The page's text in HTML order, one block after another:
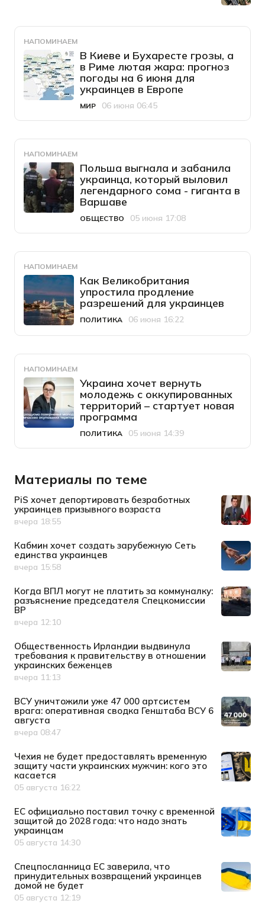
НАПОМИНАЕМ
В Киеве и Бухаресте грозы, а
в Риме лютая жара: прогноз
погоды на 6 июня для
украинцев в Европе
Категория
МИР
Дата публикации
06 июня 06:45
НАПОМИНАЕМ
Польша выгнала и забанила
украинца, который выловил
легендарного сома - гиганта в
Варшаве
Категория
ОБЩЕСТВО
Дата публикации
05 июня 17:08
НАПОМИНАЕМ
Как Великобритания
упростила продление
разрешений для украинцев
Категория
ПОЛИТИКА
Дата публикации
06 июня 16:22
НАПОМИНАЕМ
Украина хочет вернуть
молодежь с оккупированных
территорий – стартует новая
программа
Категория
ПОЛИТИКА
Дата публикации
05 июня 14:39
Материалы по теме
PiS хочет депортировать безработных
украинцев призывного возраста
Дата публикации
вчера 18:55
Кабмин хочет создать зарубежную Сеть
единства украинцев
Дата публикации
вчера 15:58
Когда ВПЛ могут не платить за коммуналку:
разъяснение председателя Спецкомиссии
ВР
Дата публикации
вчера 12:10
Общественность Ирландии выдвинула
требования к правительству в отношении
украинских беженцев
Дата публикации
вчера 11:13
ВСУ уничтожили уже 47 000 артсистем
врага: оперативная сводка Генштаба ВСУ 6
августа
Дата публикации
вчера 08:47
Чехия не будет предоставлять временную
защиту части украинских мужчин: кого это
касается
Дата публикации
05 августа 16:22
ЕС официально поставил точку с временной
защитой до 2028 года: что надо знать
украинцам
Дата публикации
05 августа 14:30
Спецпосланница ЕС заверила, что
принудительных возвращений украинцев
домой не будет
Дата публикации
05 августа 12:19